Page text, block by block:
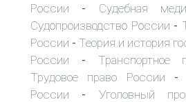
России - Судебная
Судопроизводство России -
России - Теория и история
России - Транспортное
Трудовое право России -
России - Уголовный